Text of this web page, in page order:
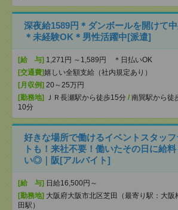
深夜給1589円＊ダンボールを開けて
＊未経験OK＊男性活躍中[派遣]
[給 与] 1,271円 ～1,589円 ＊日払いOK
[交通費]嬉しい全額支給（社内規定あり）
[月収例] 20～25万円
[勤務地]
ＪＲ長瀬駅から徒歩15分 / 南巽駅から徒
10分
好きな場所で働けるイベントスタッ
トも！来社不要！働いたその日に給
い◎｜阪[アルバイト]
[給 与] 日給16,500円～
[勤務地] 大阪府大阪市北区芝田（最寄り駅：大阪
田駅）